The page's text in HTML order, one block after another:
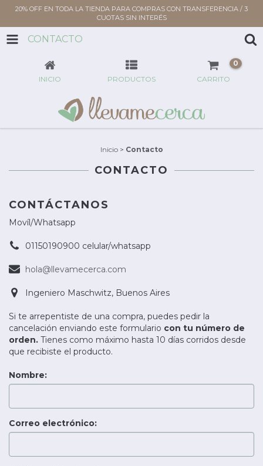
20% OFF EN TODA LA TIENDA PARA COMPRAS CON TRANSFERENCIA / 3
CUOTAS SIN INTERÉS
CONTACTO
INICIO PRODUCTOS CARRITO
0
Inicio > Contacto
CONTACTO
CONTÁCTANOS
Movíl/Whatsapp
01150190900 celular/whatsapp
hola@llevamecerca.com
Ingeniero Maschwitz, Buenos Aires
Si te arrepentiste de una compra, puedes pedir la
cancelación enviando este formulario con tu número de
orden. Tienes como máximo hasta 10 días corridos desde
que recibiste el producto.
Nombre:
Correo electrónico: